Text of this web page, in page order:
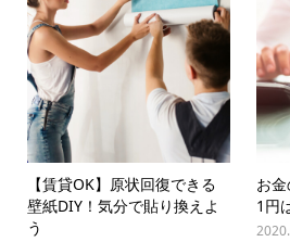
【賃貸OK】原状回復できる
壁紙DIY！気分で貼り換えよ
う
お
1円